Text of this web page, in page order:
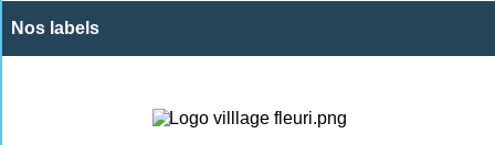
Nos labels